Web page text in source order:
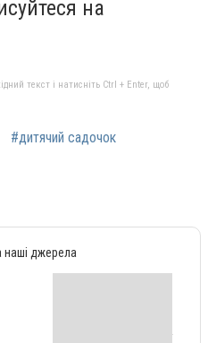
на
текст і натисніть Ctrl + Enter, щоб
#дитячий садочок
наші джерела